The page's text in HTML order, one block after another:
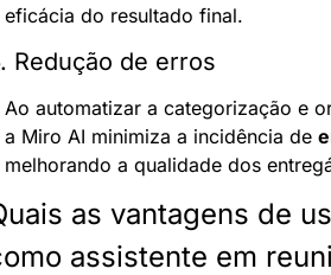
eficácia do resultado final.
Redução de erros
Ao automatizar a categorização e
a Miro AI minimiza a incidência de
melhorando a qualidade dos
as vantagens de
assistente em